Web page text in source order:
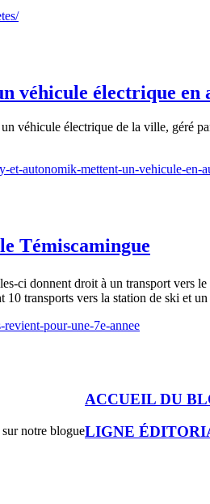
véhicule électrique en
véhicule électrique de la ville, géré
autonomik-mettent-un-vehicule-en-
Témiscamingue
ci donnent droit à un transport vers
transports vers la station de ski et
pour-une-7e-annee
notre blogue
ACCUEIL DU
LIGNE